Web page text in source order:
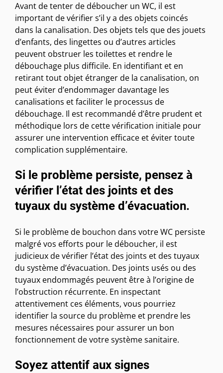
Avant de tenter de déboucher un WC, il est
important de vérifier s’il y a des objets coincés
dans la canalisation. Des objets tels que des jouets
d’enfants, des lingettes ou d’autres articles
peuvent obstruer les toilettes et rendre le
débouchage plus difficile. En identifiant et en
retirant tout objet étranger de la canalisation, on
peut éviter d’endommager davantage les
canalisations et faciliter le processus de
débouchage. Il est recommandé d’être prudent et
méthodique lors de cette vérification initiale pour
assurer une intervention efficace et éviter toute
complication supplémentaire.
Si le problème persiste, pensez à
vérifier l’état des joints et des
tuyaux du système d’évacuation.
Si le problème de bouchon dans votre WC persiste
malgré vos efforts pour le déboucher, il est
judicieux de vérifier l’état des joints et des tuyaux
du système d’évacuation. Des joints usés ou des
tuyaux endommagés peuvent être à l’origine de
l’obstruction récurrente. En inspectant
attentivement ces éléments, vous pourriez
identifier la source du problème et prendre les
mesures nécessaires pour assurer un bon
fonctionnement de votre système sanitaire.
Soyez attentif aux signes